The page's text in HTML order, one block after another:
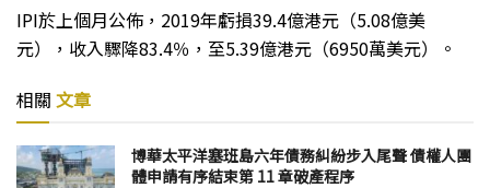
IPI於上個月公佈，2019年虧損39.4億港元（5.08億美
元），收入驟降83.4％，至5.39億港元（6950萬美元）。
相關 文章
博華太平洋塞班島六年債務糾紛步入尾聲 債權人團
體申請有序結束第 11 章破產程序